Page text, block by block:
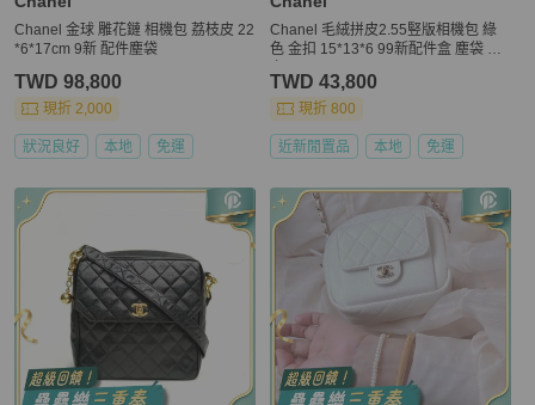
Chanel 金球 雕花鏈 相機包 荔枝皮 22
*6*17cm 9新 配件塵袋
TWD 98,800
現折 2,000
狀況良好 本地 免運
Chanel 毛絨拼皮2.55竪版相機包 綠
色 金扣 15*13*6 99新配件盒 塵袋 保
TWD 43,800
現折 800
近新閒置品 本地 免運